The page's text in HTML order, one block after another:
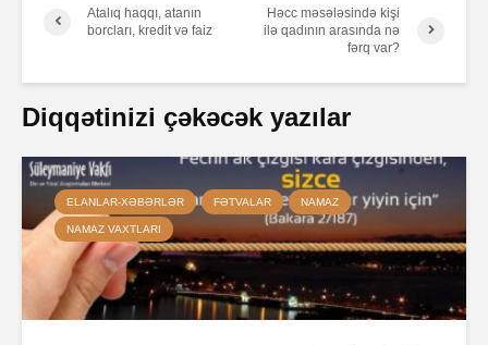
Atalıq haqqı, atanın
borcları, kredit və faiz
Həcc məsələsində kişi
ilə qadının arasında nə
fərq var?
Diqqətinizi çəkəcək yazılar
ELANLAR-XƏBƏRLƏR FƏTVALAR NAMAZ
NAMAZ VAXTLARI